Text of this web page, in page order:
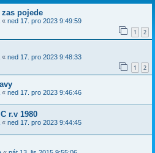
pojede
« ned 17. pro 2023 9:49:59
1 2
« ned 17. pro 2023 9:48:33
1 2
« ned 17. pro 2023 9:46:46
r.v 1980
« ned 17. pro 2023 9:44:45